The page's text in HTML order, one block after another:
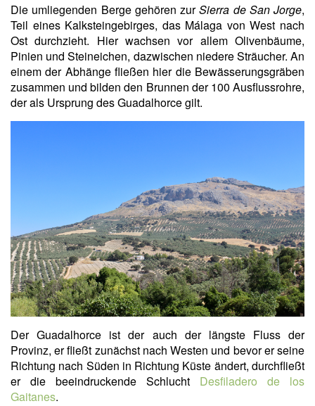
Die umliegenden Berge gehören zurSierra de San Jorge,
Teil eines Kalksteingebirges, das Málaga von West nach
Ost durchzieht. Hier wachsen vor allem Olivenbäume,
Pinien und Steineichen, dazwischen niedere Sträucher. An
einem der Abhänge fließen hier die Bewässerungsgräben
zusammen und bilden den Brunnen der 100 Ausflussrohre,
der als Ursprung des Guadalhorce gilt.
Der Guadalhorce ist der auch der längste Fluss der
Provinz, er fließt zunächst nach Westen und bevor er seine
Richtung nach Süden in Richtung Küste ändert, durchfließt
er die beeindruckende Schlucht Desfiladero de los
Gaitanes.